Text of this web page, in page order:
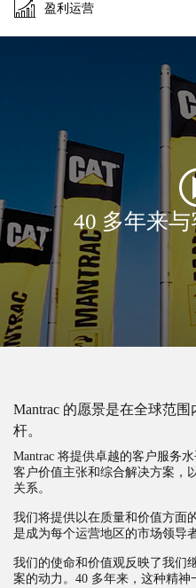
盈利运营
40 多年来
Mantrac 的愿景是在全球范围
杆。
Mantrac 将提供卓越的客户服务
客户价值主张和综合解决方案，
关系。
我们将提供以在质量和价值方面
是成为每个运营地区的市场领导
我们的使命和价值观反映了我们
案的动力。40 多年来，这种精